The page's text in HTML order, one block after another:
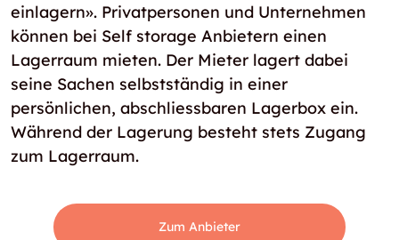
einlagern». Privatpersonen und Unternehmen
können bei Self storage Anbietern einen
Lagerraum mieten. Der Mieter lagert dabei
seine Sachen selbstständig in einer
persönlichen, abschliessbaren Lagerbox ein.
Während der Lagerung besteht stets Zugang
zum Lagerraum.
Zum Anbieter